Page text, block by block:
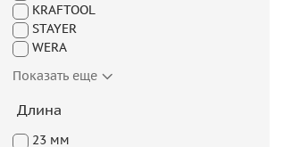
KRAFTOOL
STAYER
WERA
Показать еще
Длина
23 мм